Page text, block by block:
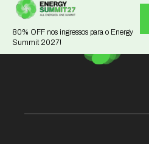
80% OFF nos ingressos para o Energy
Summit 2027!